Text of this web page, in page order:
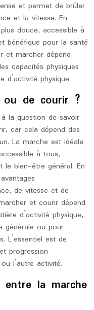
et permet de brûler
et la vitesse. En
douce, accessible à
bénéfique pour la santé
et marcher dépend
capacités physiques
physique.
ou de courir ?
la question de savoir
car cela dépend des
La marche est idéale
à tous,
le bien-être général. En
de vitesse et de
et courir dépend
d’activité physique,
générale ou pour
L’essentiel est de
progression
l’autre activité.
la marche